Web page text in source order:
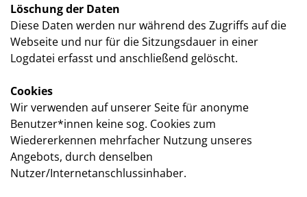
Löschung der Daten
Diese Daten werden nur während des Zugriffs auf die
Webseite und nur für die Sitzungsdauer in einer
Logdatei erfasst und anschließend gelöscht.
Cookies
Wir verwenden auf unserer Seite für anonyme
Benutzer*innen keine sog. Cookies zum
Wiedererkennen mehrfacher Nutzung unseres
Angebots, durch denselben
Nutzer/Internetanschlussinhaber.